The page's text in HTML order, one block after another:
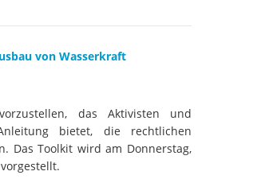
von Wasserkraft
das Aktivisten und
bietet, die rechtlichen
Das Toolkit wird am Donnerstag,